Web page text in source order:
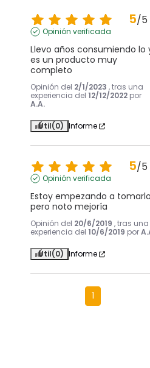
5/5
Opinión verificada
Llevo años consumiendo lo
es un producto muy
completo
Opinión del 2/1/2023 , tras una
experiencia del 12/12/2022 por
A.A.
Útil(0) Informe
5/5
Opinión verificada
Estoy empezando a
pero noto mejoría
Opinión del 20/6/2019 , tras una
experiencia del 10/6/2019 por
Útil(0) Informe
1